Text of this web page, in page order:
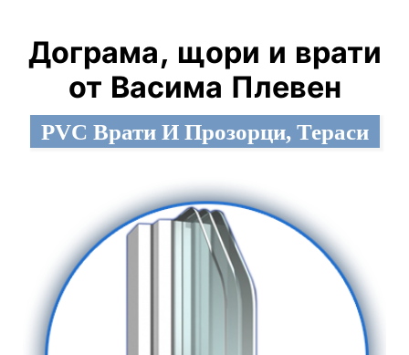
Дограма, щори и врати
от Васима Плевен
PVC Врати И Прозорци, Тераси